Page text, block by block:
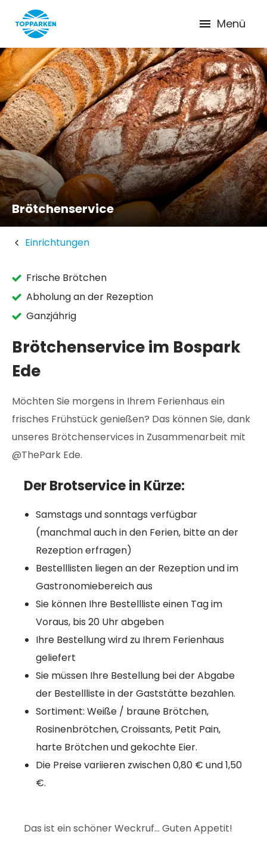
Menü
Brötchenservice
Einrichtungen
Frische Brötchen
Abholung an der Rezeption
Ganzjährig
Brötchenservice im Bospark
Ede
Möchten Sie morgens in Ihrem Ferienhaus ein
frisches Frühstück genießen? Das können Sie, dank
unseres Brötchenservices in Zusammenarbeit mit
@ThePark Ede.
Der Brotservice in Kürze:
Samstags und sonntags verfügbar
(manchmal auch in den Ferien, bitte an der
Rezeption erfragen)
Bestelllisten liegen an der Rezeption und im
Gastronomiebereich aus
Sie können Ihre Bestellliste einen Tag im
Voraus, bis 20 Uhr abgeben
Ihre Bestellung wird zu Ihrem Ferienhaus
geliefert
Sie müssen Ihre Bestellung bei der Abgabe
der Bestellliste in der Gaststätte bezahlen.
Sortiment: Weiße / braune Brötchen,
Rosinenbrötchen, Croissants, Petit Pain,
harte Brötchen und gekochte Eier.
Die Preise variieren zwischen 0,80 € und 1,50
€.
Das ist ein schöner Weckruf... Guten Appetit!